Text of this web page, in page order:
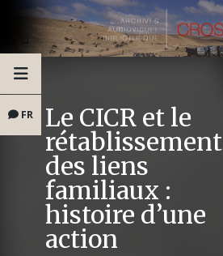
FR Le CICR et le
rétablissement
des liens
familiaux :
histoire d’une
action